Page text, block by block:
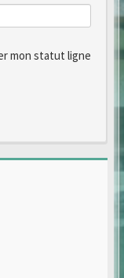
mon statut ligne